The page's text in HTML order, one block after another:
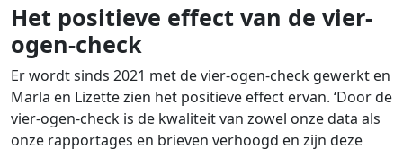
Het positieve effect van de vier-
ogen-check
Er wordt sinds 2021 met de vier-ogen-check gewerkt en
Marla en Lizette zien het positieve effect ervan. ‘Door de
vier-ogen-check is de kwaliteit van zowel onze data als
onze rapportages en brieven verhoogd en zijn deze